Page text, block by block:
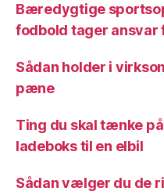
Bæredygtige
fodbold tager ansvar
Sådan holder i
pæne
Ting du skal tænke
ladeboks til en elbil
Sådan vælger du de